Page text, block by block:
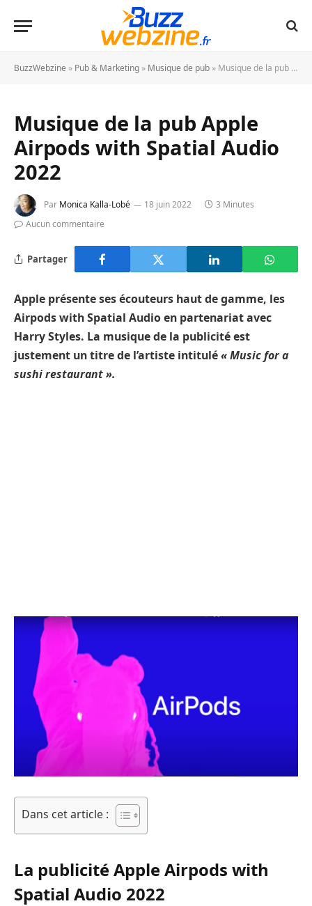
BuzzWebzine » Pub & Marketing » Musique de pub » Musique de la pub Apple Airpods with Spatial Audio 2022
Musique de la pub Apple
Airpods with Spatial Audio
2022
Par Monica Kalla-Lobé 18 juin 2022
3 Minutes
Aucun commentaire
Partager
Apple présente ses écouteurs haut de gamme, les
Airpods with Spatial Audio en partenariat avec
Harry Styles. La musique de la publicité est
justement un titre de l’artiste intitulé« Music for a
sushi restaurant ».
Dans cet article :
La publicité Apple Airpods with
Spatial Audio 2022